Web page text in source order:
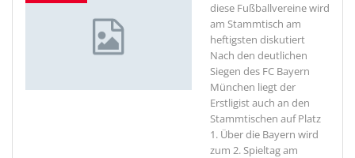
diese Fußballvereine wird
am Stammtisch am
heftigsten diskutiert
Nach den deutlichen
Siegen des FC Bayern
München liegt der
Erstligist auch an den
Stammtischen auf Platz
1. Über die Bayern wird
zum 2. Spieltag am